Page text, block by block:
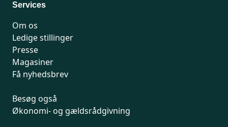
Services
Om os
Ledige stillinger
Presse
Magasiner
Få nyhedsbrev
Besøg også
Økonomi- og gældsrådgivning